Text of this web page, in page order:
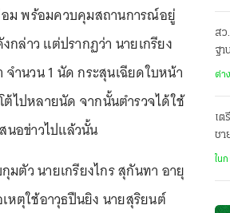
อม พร้อมควบคุมสถานการณ์อยู่
ล่าว แต่ปรากฏว่า นายเกรียง
ำนวน 1 นัด กระสุนเฉียดใบหน้า
ไปหลายนัด จากนั้นตำรวจได้ใช้
นอข่าวไปแล้วนั้น
ตัว นายเกรียงไกร สุกันทา อายุ
หตุใช้อาวุธปืนยิง นายสุริยนต์
สว
ฐา
ต่า
เต
ชา
ฌ
ใน